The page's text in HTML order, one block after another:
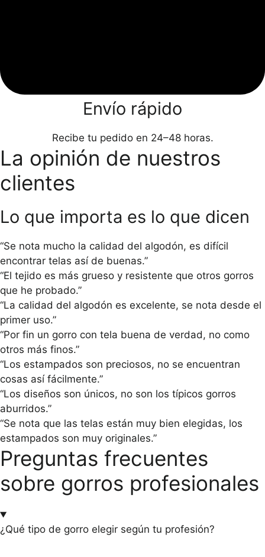
Envío rápido
Recibe tu pedido en 24–48 horas.
La opinión de nuestros
clientes
Lo que importa es lo que dicen
“Se nota mucho la calidad del algodón, es difícil
encontrar telas así de buenas.”
“El tejido es más grueso y resistente que otros gorros
que he probado.”
“La calidad del algodón es excelente, se nota desde el
primer uso.”
“Por fin un gorro con tela buena de verdad, no como
otros más finos.”
“Los estampados son preciosos, no se encuentran
cosas así fácilmente.”
“Los diseños son únicos, no son los típicos gorros
aburridos.”
“Se nota que las telas están muy bien elegidas, los
estampados son muy originales.”
Preguntas frecuentes
sobre gorros profesionales
¿Qué tipo de gorro elegir según tu profesión?